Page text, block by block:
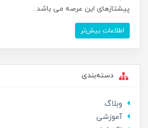
پیشتازهای این عرصه می باشد .
اطلاعات بیش‌تر
دسته‌بندی
وبلاگ
آموزشی